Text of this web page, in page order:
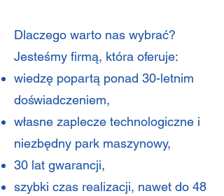
Dlaczego warto nas wybrać?
Jesteśmy firmą, która oferuje:
wiedzę popartą ponad 30-letnim
doświadczeniem,
własne zaplecze technologiczne i
niezbędny park maszynowy,
30 lat gwarancji,
szybki czas realizacji, nawet do 48